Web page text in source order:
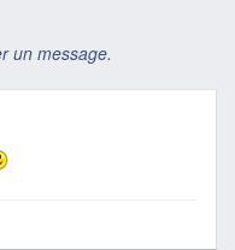
un message.